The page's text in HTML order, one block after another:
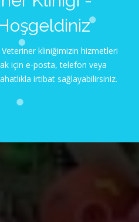
kliniğimizin hizmetleri
için e-posta, telefon veya
irtibat sağlayabilirsiniz.